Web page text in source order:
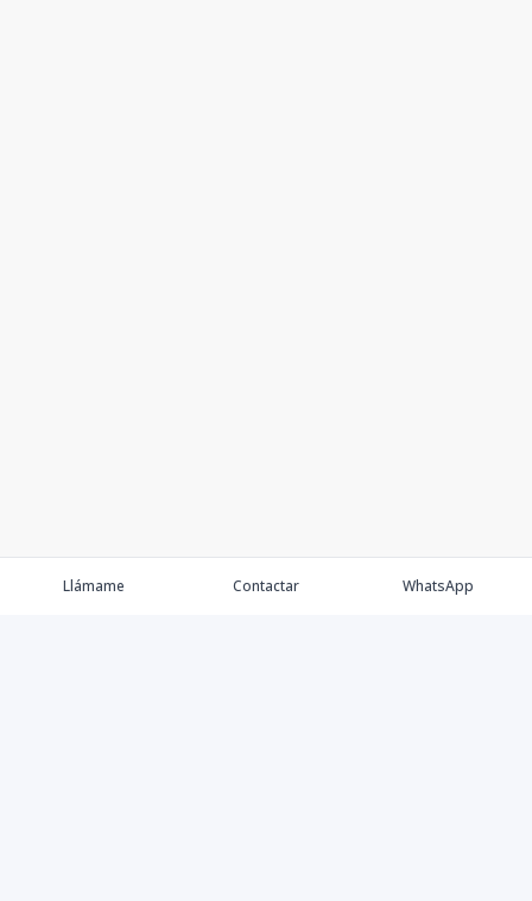
Llámame Contactar WhatsApp